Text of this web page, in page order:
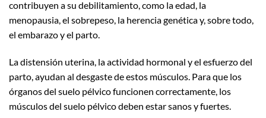
contribuyen a su debilitamiento, como la edad, la
menopausia, el sobrepeso, la herencia genética y, sobre todo,
el embarazo y el parto.
La distensión uterina, la actividad hormonal y el esfuerzo del
parto, ayudan al desgaste de estos músculos. Para que los
órganos del suelo pélvico funcionen correctamente, los
músculos del suelo pélvico deben estar sanos y fuertes.